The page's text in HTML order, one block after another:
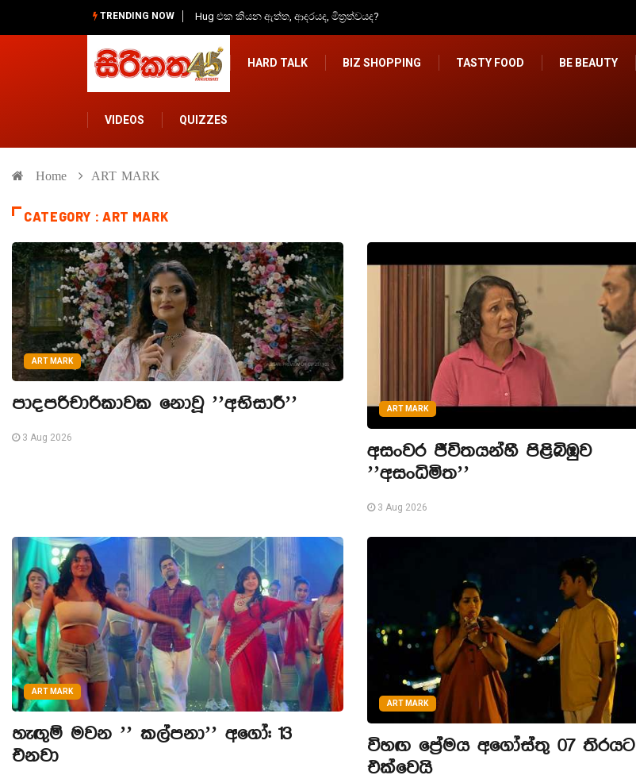
TRENDING NOW දින හතරක මහ වැස්සක්, අවදානම් ගැන අවධානයෙන් ඉන්න
HARD TALK BIZ SHOPPING TASTY FOOD BE BEAUTY
VIDEOS QUIZZES
Home ART MARK
CATEGORY : ART MARK
ART MARK
පාදපරිචාරිකාවක නොවූ ’’අභිසාරී’’
3 Aug 2026
ART MARK
අසංවර ජීවිතයන්හී පිළිබිඹුව
’’අසංධිමිත’’
3 Aug 2026
ART MARK
හැඟුම් මවන ’’ කල්පනා’’ අගෝ: 13
එනවා
ART MARK
විහඟ ප්‍රේමය අගෝස්තු 07 තිරයට
එක්වෙයි